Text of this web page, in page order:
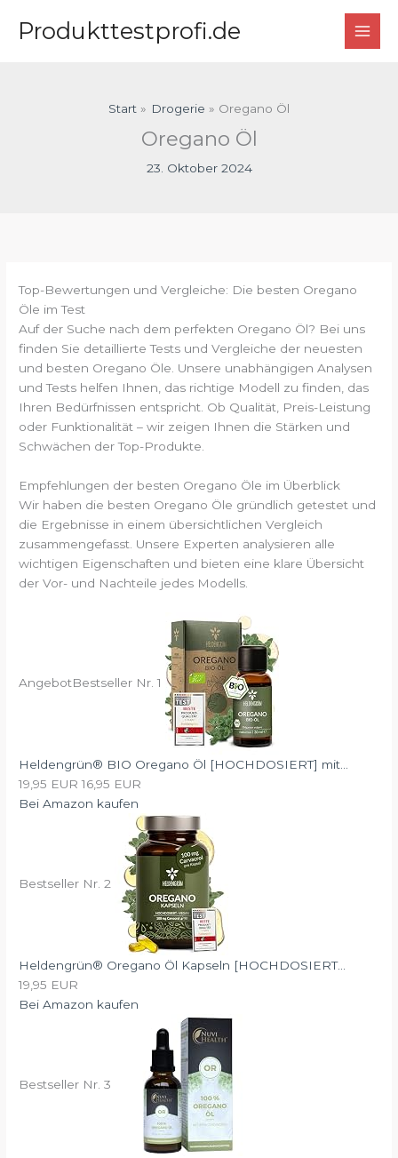
InhaltProdukttestprofi.de
Start Drogerie Oregano Öl
Oregano Öl
23. Oktober 2024
Top-Bewertungen und Vergleiche: Die besten Oregano
Öle im Test
Auf der Suche nach dem perfekten Oregano Öl? Bei uns
finden Sie detaillierte Tests und Vergleiche der neuesten
und besten Oregano Öle. Unsere unabhängigen Analysen
und Tests helfen Ihnen, das richtige Modell zu finden, das
Ihren Bedürfnissen entspricht. Ob Qualität, Preis-Leistung
oder Funktionalität – wir zeigen Ihnen die Stärken und
Schwächen der Top-Produkte.
Empfehlungen der besten Oregano Öle im Überblick
Wir haben die besten Oregano Öle gründlich getestet und
die Ergebnisse in einem übersichtlichen Vergleich
zusammengefasst. Unsere Experten analysieren alle
wichtigen Eigenschaften und bieten eine klare Übersicht
der Vor- und Nachteile jedes Modells.
AngebotBestseller Nr. 1
Heldengrün® BIO Oregano Öl [HOCHDOSIERT] mit...
19,95 EUR 16,95 EUR
Bei Amazon kaufen
Bestseller Nr. 2
Heldengrün® Oregano Öl Kapseln [HOCHDOSIERT...
19,95 EUR
Bei Amazon kaufen
Bestseller Nr. 3